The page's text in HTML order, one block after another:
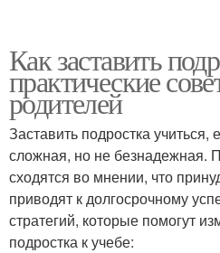
Как заставить
практические
родителей
Заставить подростка учиться,
сложная, но не безнадежная.
сходятся во мнении, что
приводят к долгосрочному
стратегий, которые помогут
подростка к учебе: